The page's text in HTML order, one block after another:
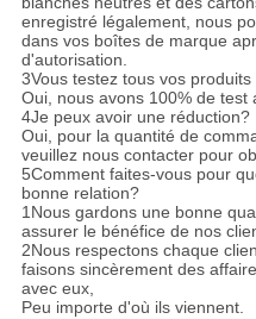
enregistré légalement, nous
dans vos boîtes de marque
d'autorisation.
3Vous testez tous vos
Oui, nous avons 100% de test
4Je peux avoir une réduction?
Oui, pour la quantité de
veuillez nous contacter pour
5Comment faites-vous pour
bonne relation?
1Nous gardons une bonne
assurer le bénéfice de nos
2Nous respectons chaque
faisons sincèrement des
avec eux,
Peu importe d'où ils viennent.